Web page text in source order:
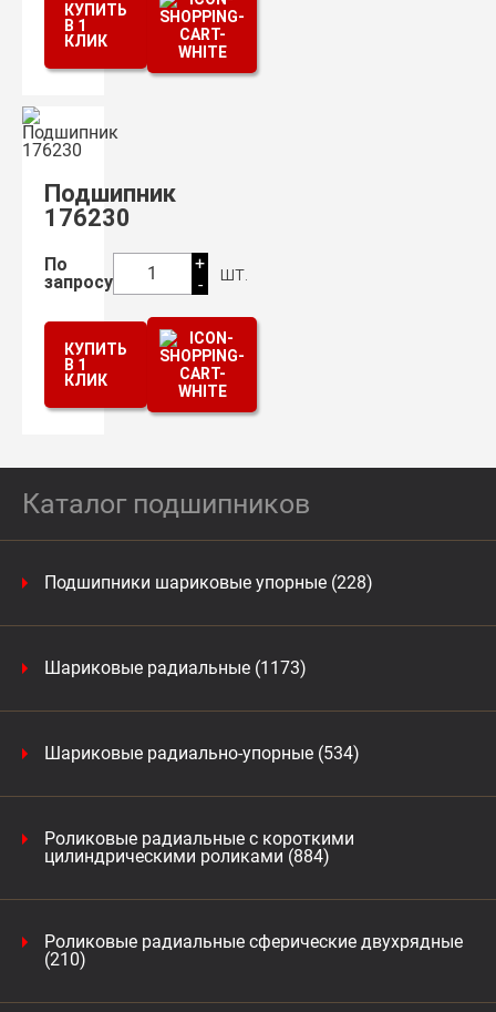
Каталог подшипников
Подшипники шариковые упорные (228)
Шариковые радиальные (1173)
Шариковые радиально-упорные (534)
Роликовые радиальные с короткими
цилиндрическими роликами (884)
Роликовые радиальные сферические двухрядные
(210)
КУПИТЬ
В 1
КЛИК
Подшипник
176230
По
запросу
1
+
-
шт.
КУПИТЬ
В 1
КЛИК